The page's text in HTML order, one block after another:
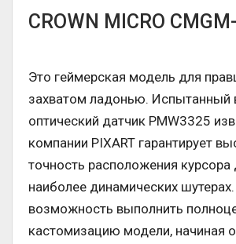
CROWN MICRO
Это геймерская модель для
захватом ладонью. Испытанный
оптический датчик PMW3325
компании PIXART гарантирует
точность расположения
наиболее динамических
возможность выполнить
кастомизацию модели, начиная